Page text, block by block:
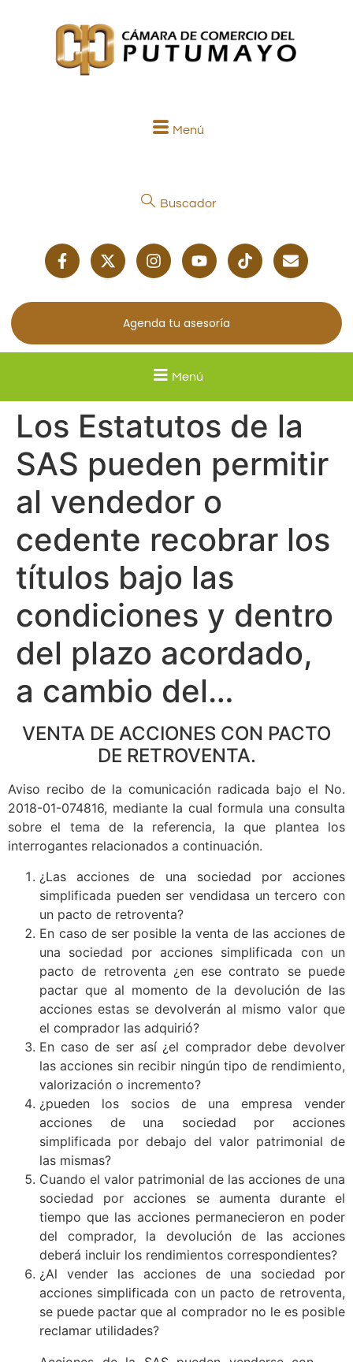
Menú
Buscador
Agenda tu asesoría
Menú
Los Estatutos de la
SAS pueden permitir
al vendedor o
cedente recobrar los
títulos bajo las
condiciones y dentro
del plazo acordado,
a cambio del…
VENTA DE ACCIONES CON PACTO
DE RETROVENTA.
Aviso recibo de la comunicación radicada bajo el No.
2018-01-074816, mediante la cual formula una consulta
sobre el tema de la referencia, la que plantea los
interrogantes relacionados a continuación.
¿Las acciones de una sociedad por acciones
simplificada pueden ser vendidasa un tercero con
un pacto de retroventa?
En caso de ser posible la venta de las acciones de
una sociedad por acciones simplificada con un
pacto de retroventa ¿en ese contrato se puede
pactar que al momento de la devolución de las
acciones estas se devolverán al mismo valor que
el comprador las adquirió?
En caso de ser así ¿el comprador debe devolver
las acciones sin recibir ningún tipo de rendimiento,
valorización o incremento?
¿pueden los socios de una empresa vender
acciones de una sociedad por acciones
simplificada por debajo del valor patrimonial de
las mismas?
Cuando el valor patrimonial de las acciones de una
sociedad por acciones se aumenta durante el
tiempo que las acciones permanecieron en poder
del comprador, la devolución de las acciones
deberá incluir los rendimientos correspondientes?
¿Al vender las acciones de una sociedad por
acciones simplificada con un pacto de retroventa,
se puede pactar que al comprador no le es posible
reclamar utilidades?